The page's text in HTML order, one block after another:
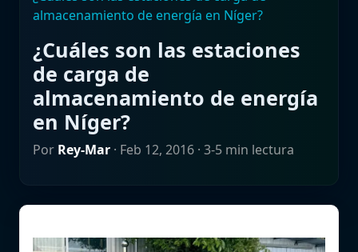
almacenamiento de energía en Níger?
¿Cuáles son las estaciones
de carga de
almacenamiento de energía
en Níger?
Por Rey-Mar · Feb 12, 2016 · 3-5 min lectura